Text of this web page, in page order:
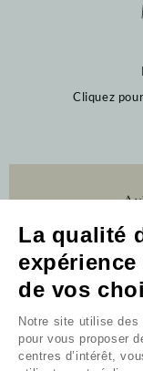
La qualité
expérience
de vos
Notre site utilise
pour vous proposer
centres d’intérêt,
Cliquez